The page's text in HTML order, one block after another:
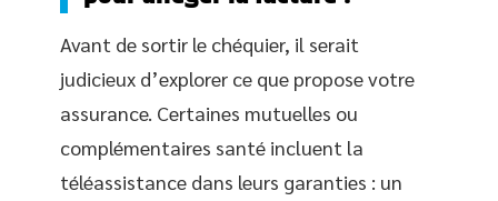
Avant de sortir le chéquier, il serait
judicieux d’explorer ce que propose votre
assurance. Certaines mutuelles ou
complémentaires santé incluent la
téléassistance dans leurs garanties : un